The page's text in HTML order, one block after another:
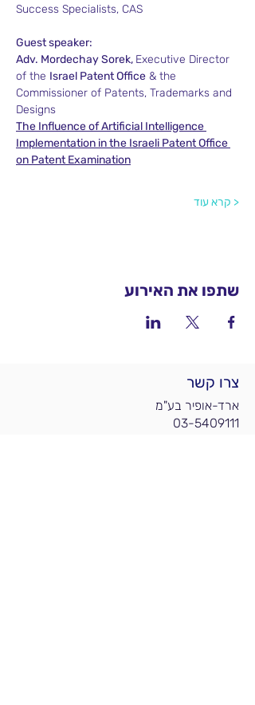
Success Specialists, CAS
Guest speaker:
Adv. Mordechay Sorek, Executive Director
of the Israel Patent Office & the
Commissioner of Patents, Trademarks and
Designs
The Influence of Artificial Intelligence
Implementation in the Israeli Patent Office
on Patent Examination
< קרא עוד
שתפו את האירוע
צרו קשר
ארד-אופיר בע"מ
03-5409111